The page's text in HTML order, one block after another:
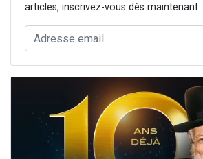
articles, inscrivez-vous dès maintenant :